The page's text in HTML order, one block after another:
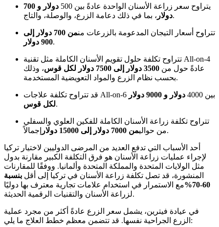
يتراوح سعر زراعة الأسنان الواحدة عادةً بين 500
دولار و 700
دولار، بما في ذلك دعامة الزرع، والوصلة، والتاج.
تتراوح أسعار التيجان المدعومة بالزرعات من
من 700 دولار إلى
900 دولار.
تتراوح تكلفة حلول تقويم الأسنان الكاملة مثل تقنية All-on-4
عادةً حول من
، وذلك
بحسب نظام الزرع والمواد التعويضية المستخدمة.
قد تتراوح تكلفة علاجات All-on-6 بين 4000
دولار و 9000 دولار
لكل قوس.
تتراوح تكلفة زراعة الأسنان الكاملة للفكين العلوي والسفلي
من حواليمن 7000 دولار إلى 15000 دولار إجمالاً.
أحد الأسباب التي تدفع العديد من المرضى الدوليين لاختيار تركيا
لإجراء عمليات زراعة الأسنان هو فرق التكلفة الكبير مقارنة بدول
مثل الولايات المتحدة والمملكة المتحدة وألمانيا. ووفقًا للمقارنات
المنشورة، قد تصل تكلفة زراعة الأسنان في تركيا إلى أقل بنسبة
60-70%
مع الاستمرار في استخدام علامات تجارية معترف بها دوليًا
لزراعة الأسنان والتقنيات الرقمية الحديثة.
في عيادة فيترين، يشمل سعر الزرع عادةً أكثر من مجرد عملية
الزرع الجراحية نفسها. قد تتضمن معظم خطط العلاج ما يلي: